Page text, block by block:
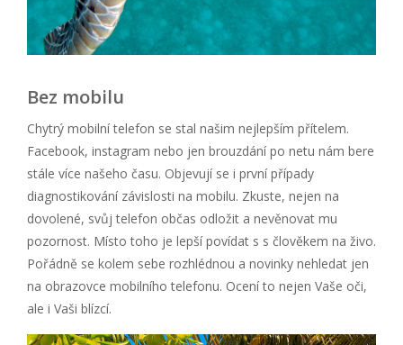
Bez mobilu
Chytrý mobilní telefon se stal našim nejlepším přítelem.
Facebook, instagram nebo jen brouzdání po netu nám bere
stále více našeho času. Objevují se i první případy
diagnostikování závislosti na mobilu. Zkuste, nejen na
dovolené, svůj telefon občas odložit a nevěnovat mu
pozornost. Místo toho je lepší povídat s s člověkem na živo.
Pořádně se kolem sebe rozhlédnou a novinky nehledat jen
na obrazovce mobilního telefonu. Ocení to nejen Vaše oči,
ale i Vaši blízcí.